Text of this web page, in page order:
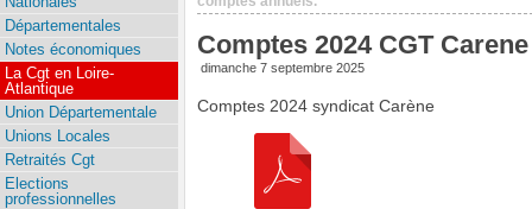
Comptes 2024 CGT
dimanche 7 septembre 2025
Comptes 2024 syndicat Carène
Départementales
Notes économiques
La Cgt en Loire-
Atlantique
Union Départementale
Unions Locales
Retraités Cgt
Elections
professionnelles